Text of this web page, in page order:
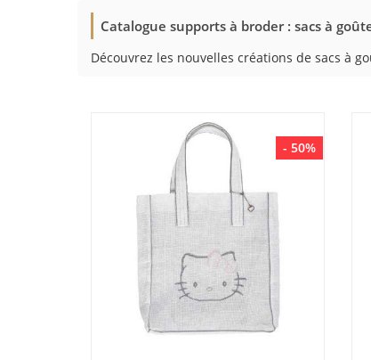
Catalogue supports à broder : sacs à
Découvrez les nouvelles créations de sacs à
- 50%